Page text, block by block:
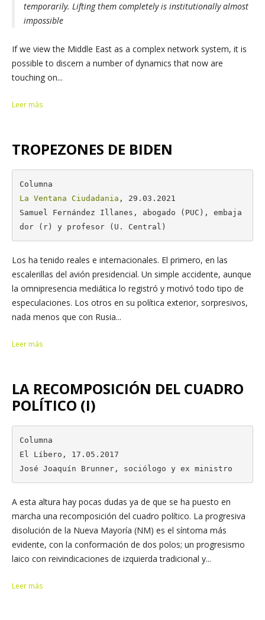
temporarily. Lifting them completely is institutionally almost
impossible
If we view the Middle East as a complex network system, it is
possible to discern a number of dynamics that now are
touching on...
Leer más
TROPEZONES DE BIDEN
La Ventana Ciudadania , 29.03.2021
Samuel Fernández Illanes, abogado (PUC), embaja
dor (r) y profesor (U. Central)
Los ha tenido reales e internacionales. El primero, en las
escalerillas del avión presidencial. Un simple accidente, aunque
la omnipresencia mediática lo registró y motivó todo tipo de
especulaciones. Los otros en su política exterior, sorpresivos,
nada menos que con Rusia...
Leer más
LA RECOMPOSICIÓN DEL CUADRO
POLÍTICO (I)
Columna
El Líbero, 17.05.2017
José Joaquín Brunner, sociólogo y ex ministro
A esta altura hay pocas dudas ya de que se ha puesto en
marcha una recomposición del cuadro político. La progresiva
disolución de la Nueva Mayoría (NM) es el síntoma más
evidente, con la conformación de dos polos; un progresismo
laico con reivindicaciones de izquierda tradicional y...
Leer más